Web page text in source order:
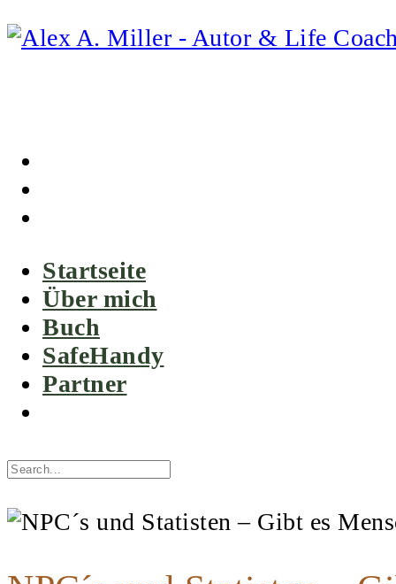
Skip
to
Startseite
Über mich
Buch
SafeHandy
Partner